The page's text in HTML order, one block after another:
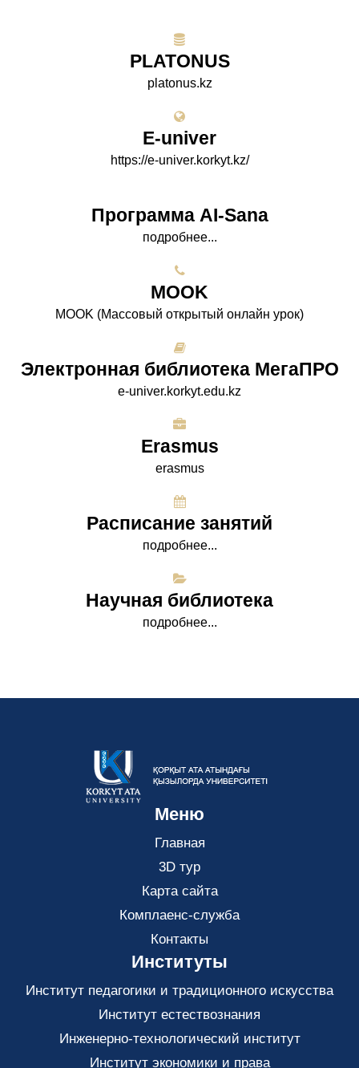
PLATONUS
platonus.kz
E-univer
https://e-univer.korkyt.kz/
Программа AI-Sana
подробнее...
МООK
МООK (Массовый открытый онлайн урок)
Электронная библиотека МегаПРО
e-univer.korkyt.edu.kz
Erasmus
erasmus
Расписание занятий
подробнее...
Научная библиотека
подробнее...
Меню
Главная
3D тур
Карта сайта
Комплаенс-служба
Контакты
Институты
Институт педагогики и традиционного искусства
Институт естествознания
Инженерно-технологический институт
Институт экономики и права